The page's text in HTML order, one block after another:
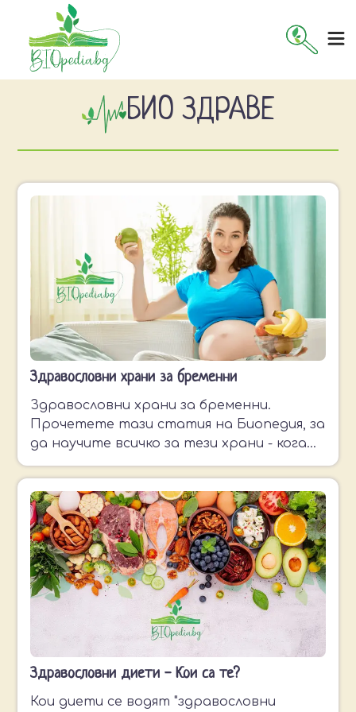
БИО ЗДРАВЕ
Здравословни храни за бременни
Здравословни храни за бременни.
Прочетете тази статия на Биопедия, за
да научите всичко за тези храни - кога
трябва да се приемат, в какво
количество и още много.
Здравословни диети - Кои са те?
Кои диети се водят "здравословни